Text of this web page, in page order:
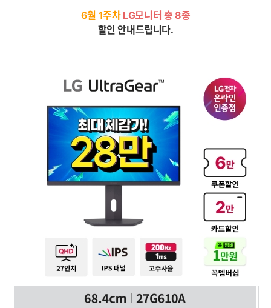
6월 1주차 LG모니터 총 8종
할인 안내드립니다.